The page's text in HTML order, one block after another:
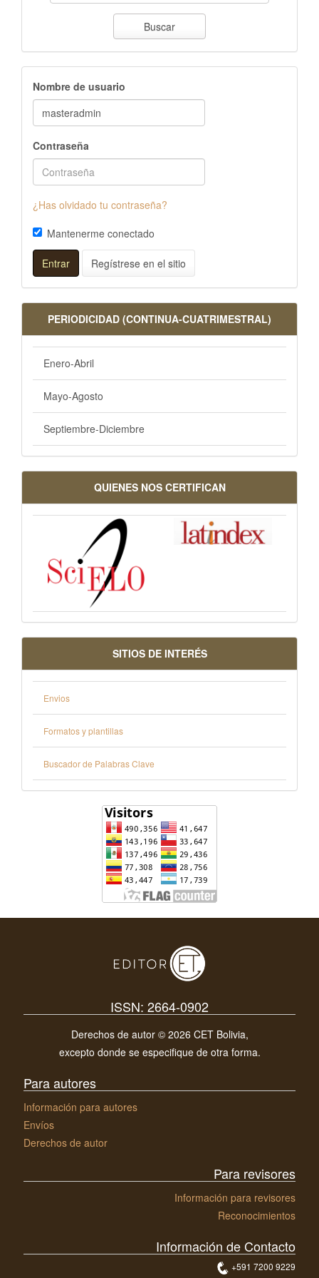
Buscar
Nombre de usuario
Contraseña
¿Has olvidado tu contraseña?
Mantenerme conectado
Entrar Regístrese en el sitio
PERIODICIDAD (CONTINUA-CUATRIMESTRAL)
Enero-Abril
Mayo-Agosto
Septiembre-Diciembre
QUIENES NOS CERTIFICAN
SITIOS DE INTERÉS
Envios
Formatos y plantillas
Buscador de Palabras Clave
ISSN: 2664-0902
Derechos de autor © 2026 CET Bolivia,
excepto donde se especifique de otra forma.
Para autores
Información para autores
Envíos
Derechos de autor
Para revisores
Información para revisores
Reconocimientos
Información de Contacto
+591 7200 9229